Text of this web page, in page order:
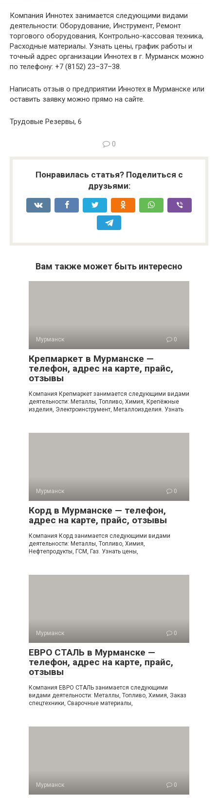
Компания Иннотех занимается следующими видами
деятельности: Оборудование, Инструмент, Ремонт
торгового оборудования, Контрольно-кассовая техника,
Расходные материалы. Узнать цены, график работы и
точный адрес организации Иннотех в г. Мурманск можно
по телефону: +7 (8152) 23–37–38.
Написать отзыв о предприятии Иннотех в Мурманске или
оставить заявку можно прямо на сайте.
Трудовые Резервы, 6
0
Понравилась статья? Поделиться с
друзьями:
Вам также может быть интересно
Мурманск 0
Крепмаркет в Мурманске —
телефон, адрес на карте, прайс,
отзывы
Компания Крепмаркет занимается следующими видами
деятельности: Металлы, Топливо, Химия, Крепёжные
изделия, Электроинструмент, Металлоизделия. Узнать
Мурманск 0
Корд в Мурманске — телефон,
адрес на карте, прайс, отзывы
Компания Корд занимается следующими видами
деятельности: Металлы, Топливо, Химия,
Нефтепродукты, ГСМ, Газ. Узнать цены,
Мурманск 0
ЕВРО СТАЛЬ в Мурманске —
телефон, адрес на карте, прайс,
отзывы
Компания ЕВРО СТАЛЬ занимается следующими
видами деятельности: Металлы, Топливо, Химия, Заказ
спецтехники, Сварочные материалы,
Мурманск 0